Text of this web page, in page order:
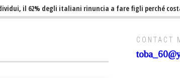
62% degli italiani rinuncia a fare figli perché costa
CONTACT